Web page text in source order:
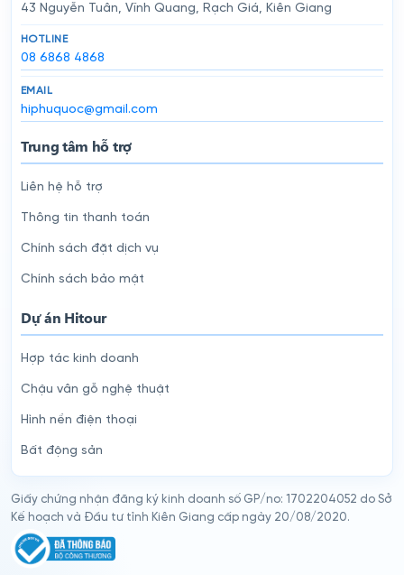
43 Nguyễn Tuân, Vĩnh Quang, Rạch Giá, Kiên Giang
HOTLINE
08 6868 4868
EMAIL
hiphuquoc@gmail.com
Trung tâm hỗ trợ
Liên hệ hỗ trợ
Thông tin thanh toán
Chính sách đặt dịch vụ
Chính sách bảo mật
Dự án Hitour
Hợp tác kinh doanh
Chậu vân gỗ nghệ thuật
Hình nền điện thoại
Bất động sản
Giấy chứng nhận đăng ký kinh doanh số GP/no: 1702204052 do Sở
Kế hoạch và Đầu tư tỉnh Kiên Giang cấp ngày 20/08/2020.